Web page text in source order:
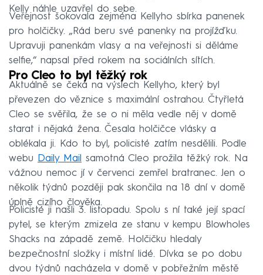
Kelly náhle uzavřel do sebe.
Veřejnost šokovala zejména Kellyho sbírka panenek
pro holčičky. „Rád beru své panenky na projížďku.
Upravuji panenkám vlasy a na veřejnosti si děláme
selfie,“ napsal před rokem na sociálních sítích.
Pro Cleo to byl těžký rok
Aktuálně se čeká na výslech Kellyho, který byl
převezen do věznice s maximální ostrahou. Čtyřletá
Cleo se svěřila, že se o ni měla vedle něj v domě
starat i nějaká žena. Česala holčičce vlásky a
oblékala ji. Kdo to byl, policisté zatím nesdělili. Podle
webu
Daily Mail
samotná Cleo prožila těžký rok. Na
vážnou nemoc jí v červenci zemřel bratranec. Jen o
několik týdnů později pak skončila na 18 dní v domě
úplně cizího člověka.
Policisté ji našli 3. listopadu. Spolu s ní také její spací
pytel, se kterým zmizela ze stanu v kempu Blowholes
Shacks na západě země. Holčičku hledaly
bezpečnostní složky i místní lidé. Dívka se po dobu
dvou týdnů nacházela v domě v pobřežním městě